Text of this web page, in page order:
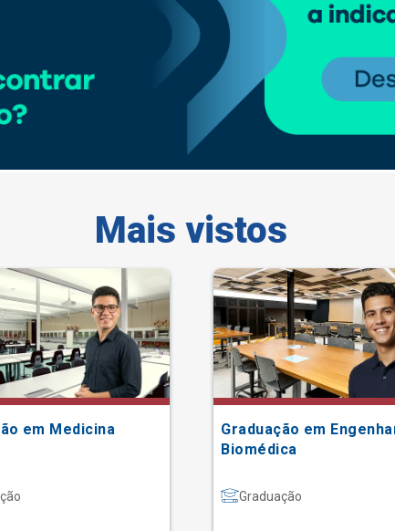
Mais vistos
em Medicina
Graduação em
Biomédica
Graduação